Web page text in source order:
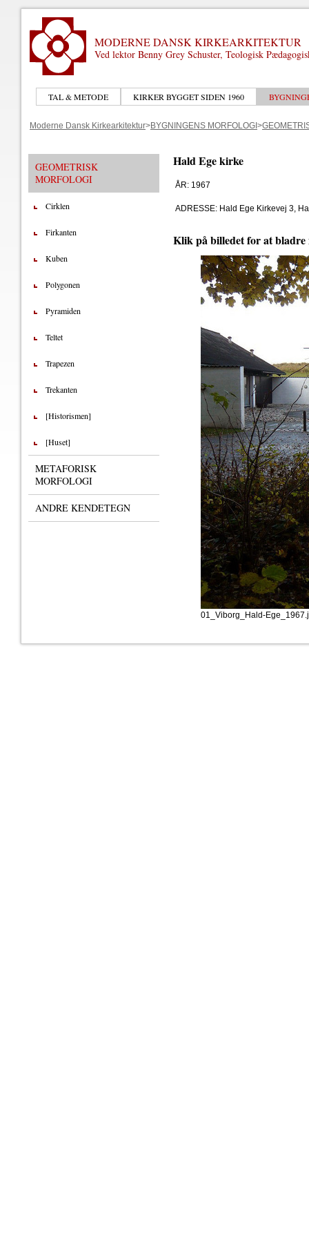
MODERNE DANSK KIRKEARKITEKTUR
Ved lektor Benny Grey Schuster, Teologisk
TAL & METODE KIRKER BYGGET SIDEN 1960
Moderne Dansk Kirkearkitektur>BYGNINGENS MORFOLOGI >
GEOMETRISK
MORFOLOGI
Cirklen
Firkanten
Kuben
Polygonen
Pyramiden
Teltet
Trapezen
Trekanten
[Historismen]
[Huset]
METAFORISK
MORFOLOGI
ANDRE KENDETEGN
Hald Ege kirke
ÅR: 1967
ADRESSE: Hald Ege Kirkevej 3,
Klik på billedet for at bladre
01_Viborg_Hald-